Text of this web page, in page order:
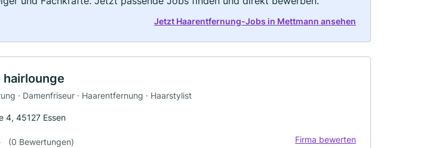
Jetzt Haarentfernung-Jobs in Mettmann ansehen
hairlounge
· Damenfriseur · Haarentfernung · Haarstylist
4, 45127 Essen
(0 Bewertungen) Firma bewerten